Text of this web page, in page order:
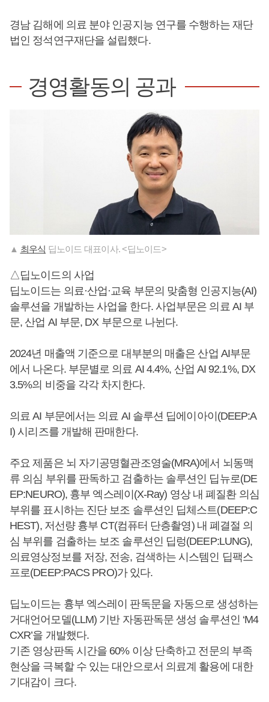
경남 김해에 의료 분야 인공지능 연구를 수행하는 재단
법인 정석연구재단을 설립했다.
경영활동의 공과
▲ 최우식 딥노이드 대표이사. <딥노이드>
△딥노이드의 사업
딥노이드는 의료·산업·교육 부문의 맞춤형 인공지능(AI)
솔루션을 개발하는 사업을 한다. 사업부문은 의료 AI 부
문, 산업 AI 부문, DX 부문으로 나뉜다.
2024년 매출액 기준으로 대부분의 매출은 산업 AI부문
에서 나온다. 부문별로 의료 AI 4.4%, 산업 AI 92.1%, DX
3.5%의 비중을 각각 차지한다.
의료 AI 부문에서는 의료 AI 솔루션 딥에이아이(DEEP:A
I) 시리즈를 개발해 판매한다.
주요 제품은 뇌 자기공명혈관조영술(MRA)에서 뇌동맥
류 의심 부위를 판독하고 검출하는 솔루션인 딥뉴로(DE
EP:NEURO), 흉부 엑스레이(X-Ray) 영상 내 폐질환 의심
부위를 표시하는 진단 보조 솔루션인 딥체스트(DEEP:C
HEST), 저선량 흉부 CT(컴퓨터 단층촬영) 내 폐결절 의
심 부위를 검출하는 보조 솔루션인 딥렁(DEEP:LUNG),
의료영상정보를 저장, 전송, 검색하는 시스템인 딥팩스
프로(DEEP:PACS PRO)가 있다.
딥노이드는 흉부 엑스레이 판독문을 자동으로 생성하는
거대언어모델(LLM) 기반 자동판독문 생성 솔루션인 ‘M4
CXR’을 개발했다.
기존 영상판독 시간을 60% 이상 단축하고 전문의 부족
현상을 극복할 수 있는 대안으로서 의료계 활용에 대한
기대감이 크다.